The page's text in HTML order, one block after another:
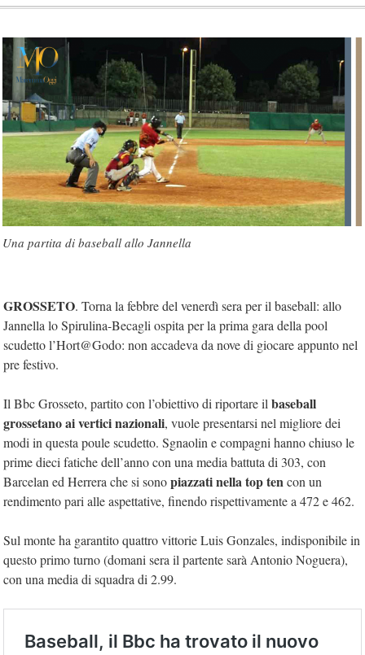
Una partita di baseball allo Jannella
GROSSETO. Torna la febbre del venerdì sera per il baseball: allo
Jannella lo Spirulina-Becagli ospita per la prima gara della pool
scudetto l’Hort@Godo: non accadeva da nove di giocare appunto nel
pre festivo.
Il Bbc Grosseto, partito con l’obiettivo di riportare il baseball
grossetano ai vertici nazionali, vuole presentarsi nel migliore dei
modi in questa poule scudetto. Sgnaolin e compagni hanno chiuso le
prime dieci fatiche dell’anno con una media battuta di 303, con
Barcelan ed Herrera che si sonopiazzati nella top tencon un
rendimento pari alle aspettative, finendo rispettivamente a 472 e 462.
Sul monte ha garantito quattro vittorie Luis Gonzales, indisponibile in
questo primo turno (domani sera il partente sarà Antonio Noguera),
con una media di squadra di 2.99.